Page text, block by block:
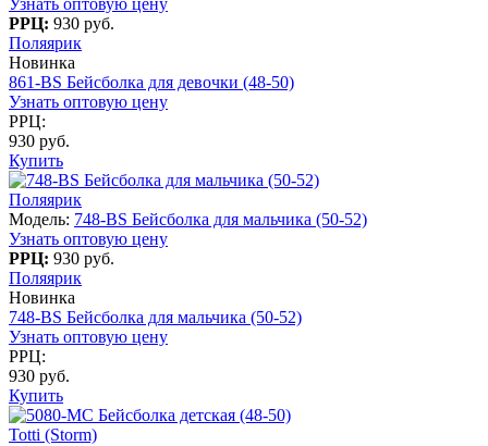
РРЦ: 930 руб.
Поляярик
Новинка
861-BS Бейсболка для девочки (48-50)
Узнать оптовую цену
РРЦ:
930 руб.
Купить
Поляярик
Модель: 748-BS Бейсболка для мальчика (50-52)
Узнать оптовую цену
РРЦ: 930 руб.
Поляярик
Новинка
748-BS Бейсболка для мальчика (50-52)
Узнать оптовую цену
РРЦ:
930 руб.
Купить
Totti (Storm)